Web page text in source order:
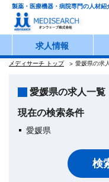
製薬・医療機器・病院専門の人材紹
求人情報
メディサーチ トップ 愛媛県の求
愛媛県の求人一覧
現在の検索条件
愛媛県
検